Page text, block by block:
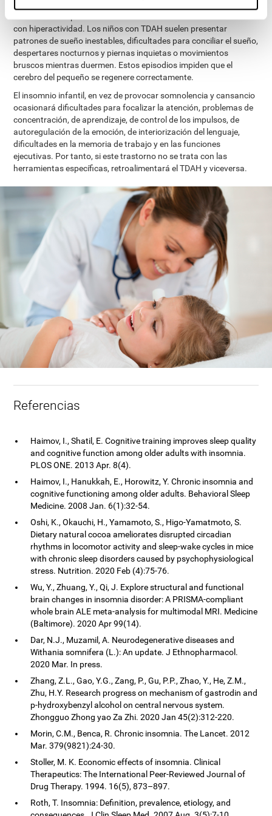
con hiperactividad. Los niños con TDAH suelen presentar
patrones de sueño inestables, dificultades para conciliar el sueño,
despertares nocturnos y piernas inquietas o movimientos
bruscos mientras duermen. Estos episodios impiden que el
cerebro del pequeño se regenere correctamente.
El insomnio infantil, en vez de provocar somnolencia y cansancio
ocasionará dificultades para focalizar la atención, problemas de
concentración, de aprendizaje, de control de los impulsos, de
autoregulación de la emoción, de interiorización del lenguaje,
dificultades en la memoria de trabajo y en las funciones
ejecutivas. Por tanto, si este trastorno no se trata con las
herramientas específicas, retroalimentará el TDAH y viceversa.
Referencias
Haimov, I., Shatil, E. Cognitive training improves sleep quality
and cognitive function among older adults with insomnia.
PLOS ONE. 2013 Apr. 8(4).
Haimov, I., Hanukkah, E., Horowitz, Y. Chronic insomnia and
cognitive functioning among older adults. Behavioral Sleep
Medicine. 2008 Jan. 6(1):32-54.
Oshi, K., Okauchi, H., Yamamoto, S., Higo-Yamatmoto, S.
Dietary natural cocoa ameliorates disrupted circadian
rhythms in locomotor activity and sleep-wake cycles in mice
with chronic sleep disorders caused by psychophysiological
stress. Nutrition. 2020 Feb (4):75-76.
Wu, Y., Zhuang, Y., Qi, J. Explore structural and functional
brain changes in insomnia disorder: A PRISMA-compliant
whole brain ALE meta-analysis for multimodal MRI. Medicine
(Baltimore). 2020 Apr 99(14).
Dar, N.J., Muzamil, A. Neurodegenerative diseases and
Withania somnifera (L.): An update. J Ethnopharmacol.
2020 Mar. In press.
Zhang, Z.L., Gao, Y.G., Zang, P., Gu, P.P., Zhao, Y., He, Z.M.,
Zhu, H.Y. Research progress on mechanism of gastrodin and
p-hydroxybenzyl alcohol on central nervous system.
Zhongguo Zhong yao Za Zhi. 2020 Jan 45(2):312-220.
Morin, C.M., Benca, R. Chronic insomnia. The Lancet. 2012
Mar. 379(9821):24-30.
Stoller, M. K. Economic effects of insomnia. Clinical
Therapeutics: The International Peer-Reviewed Journal of
Drug Therapy. 1994. 16(5), 873–897.
Roth, T. Insomnia: Definition, prevalence, etiology, and